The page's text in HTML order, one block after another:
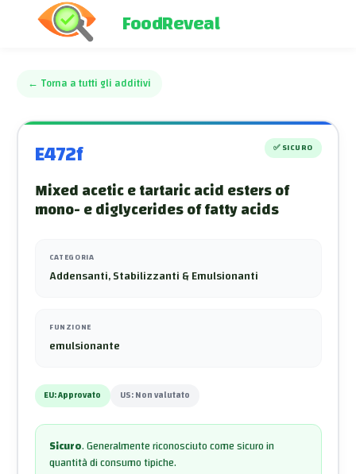
FoodReveal
← Torna a tutti gli additivi
E472f ✅SICURO
Mixed acetic e tartaric acid esters of
mono- e diglycerides of fatty acids
CATEGORIA
Addensanti, Stabilizzanti & Emulsionanti
FUNZIONE
emulsionante
EU:Approvato US:Non valutato
Sicuro.Generalmente riconosciuto come sicuro in
quantità di consumo tipiche.